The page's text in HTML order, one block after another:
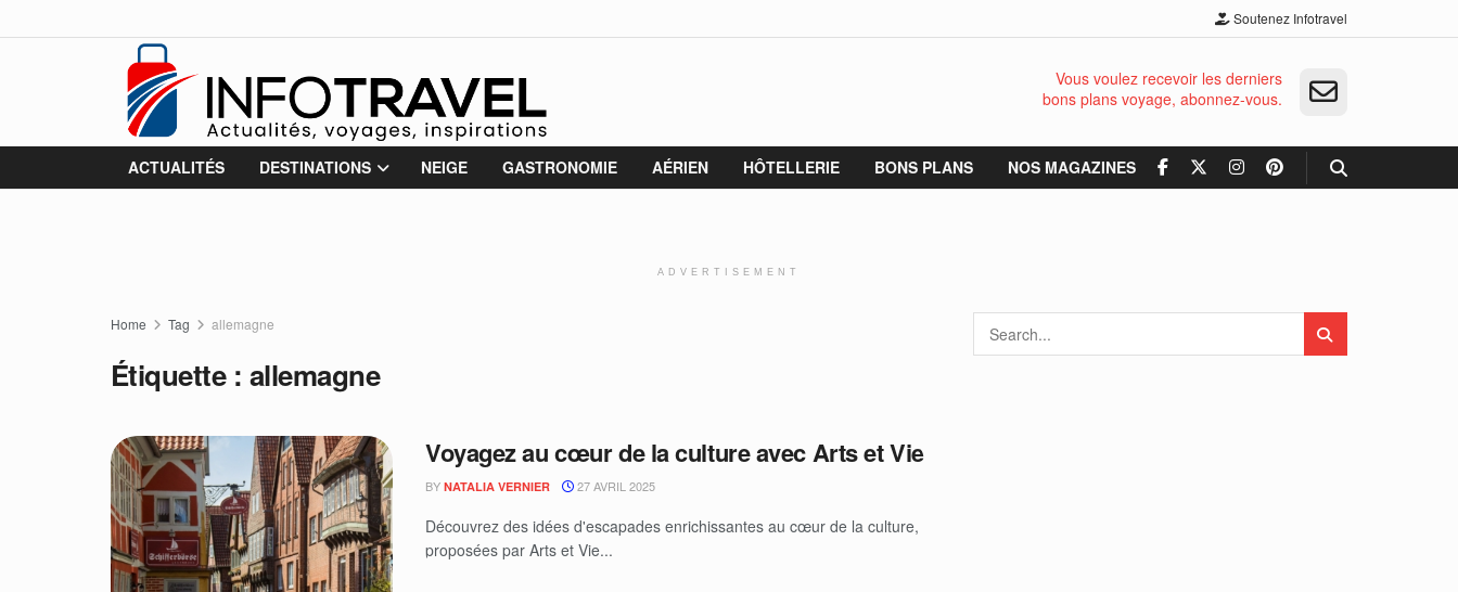
Soutenez Infotravel
Vous voulez recevoir les derniers
bons plans voyage, abonnez-vous.
ACTUALITÉS DESTINATIONS NEIGE GASTRONOMIE AÉRIEN HÔTELLERIE BONS PLANS NOS MAGAZINES
ADVERTISEMENT
Home Tag allemagne
Étiquette : allemagne
Voyagez au cœur de la culture avec Arts et Vie
BY NATALIA VERNIER 27 AVRIL 2025
Découvrez des idées d'escapades enrichissantes au cœur de la culture,
proposées par Arts et Vie...